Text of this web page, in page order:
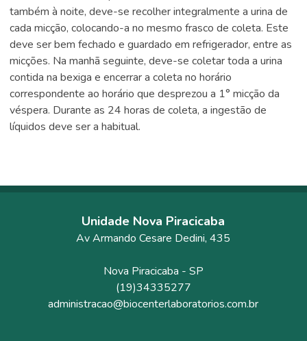
também à noite, deve-se recolher integralmente a urina de
cada micção, colocando-a no mesmo frasco de coleta. Este
deve ser bem fechado e guardado em refrigerador, entre as
micções. Na manhã seguinte, deve-se coletar toda a urina
contida na bexiga e encerrar a coleta no horário
correspondente ao horário que desprezou a 1° micção da
véspera. Durante as 24 horas de coleta, a ingestão de
líquidos deve ser a habitual.
Unidade Nova Piracicaba
Av Armando Cesare Dedini, 435
Nova Piracicaba - SP
(19)34335277
administracao@biocenterlaboratorios.com.br